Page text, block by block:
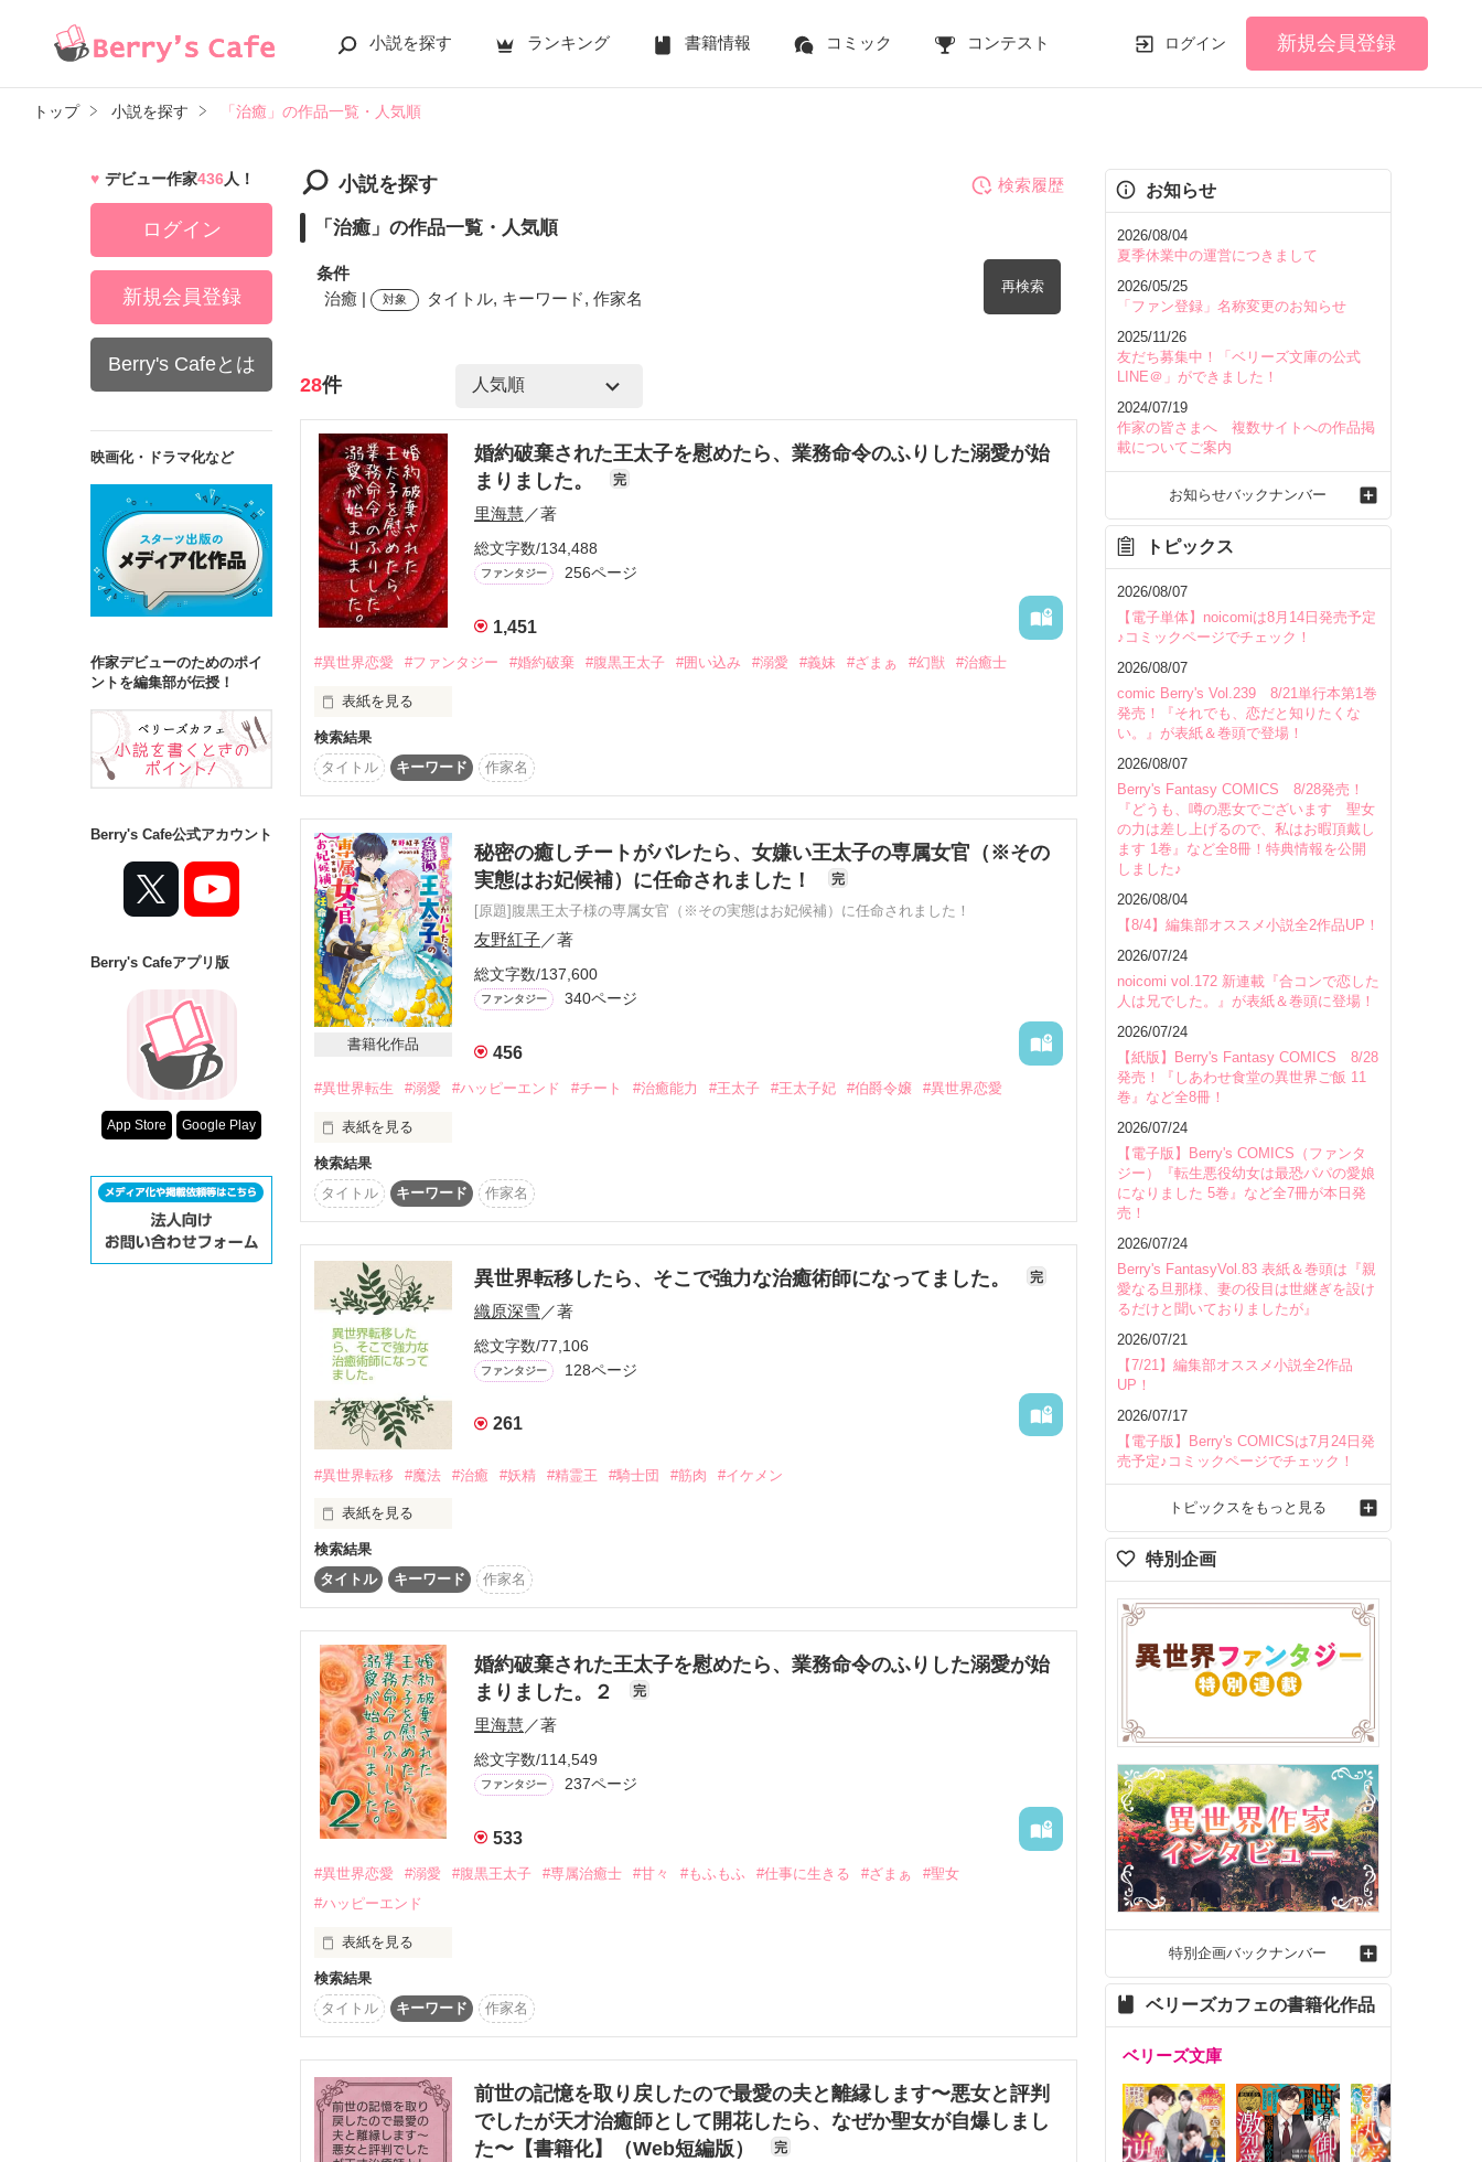
小説を探す ランキング 書籍情報 コミック コンテスト ログイン 新規会員登録
トップ 小説を探す 「治癒」の作品一覧・人気順
小説を探す
「治癒」の作品一覧・人気順
条件
治癒 |
対象 タイトル, キーワード, 作家名
再検索
検索ワード
を含む
詳しく検索
検索対象
タイトル
キーワード
全て
完結 更新中
作品の長さ
長編
中編 短編
作品の長さについて
コンテスト
超短編！フェチから始まる溺愛コンテスト
スターツ出版小説投稿サイト合同企画「1話からの長編大賞」ベリーズカフェ会場
その他の条件
動画あり
検索履歴
28件
婚約破棄された王太子を慰めたら、業務命令のふりした溺愛が始
まりました。
完
里海慧／著
総文字数/134,488
ファンタジー 256ページ
1,451
#異世界恋愛 #ファンタジー #婚約破棄 #腹黒王太子 #囲い込み #溺愛 #義妹 #ざまぁ #幻獣 #治癒士
表紙を見る
★電子書籍化&コミカライズ決定！！★
公明正大で優秀な王太子フィルレスが
その現場に居合わせた
宮廷治癒士のラティシアは
自分の過去を思い出す。
ラティシアもかつて
義妹に婚約者と実家の伯爵家を奪われ
追い出されていた。
数日後、王城の治癒室へ急患がやってきたが
実は変化の魔法をかけたフィルレスだった。
一般の治癒士が王族の身体に触れるのは
処罰の対象になる。
自分の不運を呪いながらも
同じ経験をしたフィルレスを不憫に思い
婚約破棄され傷ついた心が軽くなればと
懸命に慰めた。
翌日、なんと腕を買われて
専属治癒士へと抜擢される。
喜ぶラティシアだが、出勤初日に
なぜかドレスに着替えさせられ
連れてこられたのは
例の夜会があった会場だ。
そこで告げられる衝撃の事実。
フィルレスの婚約者になっていた。
実はフィルレスが腹黒だと知り、
作品を読む
検索結果
タイトル
キーワード 作家名
書籍化作品
秘密の癒しチートがバレたら、女嫌い王太子の専属女官（※その
実態はお妃候補）に任命されました！
完
[原題]腹黒王太子様の専属女官（※その実態はお妃候補）に任命されました！
友野紅子／著
総文字数/137,600
ファンタジー 340ページ
456
#異世界転生 #溺愛 #ハッピーエンド #チート #治癒能力 #王太子 #王太子妃 #伯爵令嬢 #異世界恋愛
表紙を見る
治癒チートを持つ転生令嬢　×　腹黒王太子
＊＊＊
(ヒロインside)
治癒チートを持つ伯爵令嬢のメイサは
お忍び旅の途中で重傷を負った王太子アズフィールの命を救う。
後日屋敷を訪ねてきたアズフィールに
専属女官に任命される。
腹黒で食えない性格の王太子アズフィールに
「うぅうう、これからどれだけこき使われちゃうの…」
メイサはビクビクしながら王宮に行くのだが、
待っていたのは予想外に快適な生活で──？
”……おかしいな。アズフィール様は私の平穏無事な生活を脅かすリスクであり、脅威だ。専属女官にな
っても、必要以上に深入りしないつもりでいた。
それなのに、彼のことがこんなに気になってしまうのはどうして”
メイサは戸惑いつつも、幾つもの事件を一緒に乗り越えていくうちに
アズフィールへの愛を自覚して──。
(ヒーローside)
お忍び旅の途中で運命の出会いを果たしたアズフィールがメイサに惚れこみ
外堀も内堀(？)も全部固めてお妃候補として王宮に招く。
”……メイサ。いったい君は、どれだけ俺を虜にすれば気が済むんだ。
君の愛が得られるのならば、俺はきっと悪魔に魂だって売れる。君の愛を得るため、俺はどんなことで
覚させてみせる。一度きりの人生を、俺はメイサとの相愛に生きるのだ──”
メイサの愛を得るため、アズフィールが奔走します。
【恋愛小説の原点に立ち返りました。一途なヒーローからたっぷり愛される恋愛小説をお探しの皆様に
お勧めです。ヒーローの深すぎる愛に、きっとお腹いっぱいになれるはずです。by 友野紅子】
検索結果
タイトル
キーワード 作家名
異世界転移したら、そこで強力な治癒術師になってました。 完
織原深雪 ／著
総文字数/77,106
ファンタジー 128ページ
261
#異世界転移 #魔法 #治癒 #妖精 #精霊王 #騎士団 #筋肉 #イケメン
表紙を見る
三島優羽(みしま ゆう)19歳。
看護専門学校に通って正看護師を目指していたんだけど、ある日唐突に目の前が歪んだと思ったら見知
らぬ世界に来ていました……。
だった。
そこで魔法を使ったら、ありえないほどの力を発揮したらしく気づけばそこで強力な治癒師になってま
した。
人助けは良いけれど、出来れば静かに平穏に暮らしたいんですけど……。
看護師目指していた子が、異世界に渡っても人の治癒に関わって暮らしていく異世界お仕事ファンタジ
ー。
優羽ちゃんには平穏は難しいかもしれない……。
検索結果
タイトル
キーワード 作家名
婚約破棄された王太子を慰めたら、業務命令のふりした溺愛が始
まりました。２
完
里海慧／著
総文字数/114,549
ファンタジー 237ページ
533
#異世界恋愛 #溺愛 #腹黒王太子 #専属治癒士 #甘々 #もふもふ #仕事に生きる #ざまぁ
#聖女
#ハッピーエンド
表紙を見る
ヒューデント王国の王太子フィルレス
の婚約者として認定試験に合格し
順調に妃教育を進めていたラティシア
幸せな日々を過ごしていたが
ある日毒を盛られて倒れてしまう
フィルレスは最愛に害をなす犯人を
検索結果
タイトル
キーワード 作家名
前世の記憶を取り戻したので最愛の夫と離縁します〜悪女と評判
でしたが天才治癒師として開花したら、なぜか聖女が自爆しまし
た〜【書籍化】（Web短編版）
完
デビュー作家436人！
ログイン
新規会員登録
Berry's Cafeとは
映画化・ドラマ化など
作家デビューのためのポイ
ントを編集部が伝授！
Berry's Cafe公式アカウント
Berry's Cafeアプリ版
App Store Google Play
お知らせ
2026/08/04
夏季休業中の運営につきまして
2026/05/25
「ファン登録」名称変更のお知らせ
2025/11/26
友だち募集中！「ベリーズ文庫の公式
LINE＠」ができました！
2024/07/19
作家の皆さまへ 複数サイトへの作品掲
載についてご案内
お知らせバックナンバー
トピックス
2026/08/07
【電子単体】noicomiは8月14日発売予定
♪コミックページでチェック！
2026/08/07
comic Berry's Vol.239 8/21単行本第1巻
発売！『それでも、恋だと知りたくな
い。』が表紙＆巻頭で登場！
2026/08/07
Berry's Fantasy COMICS 8/28発売！
『どうも、噂の悪女でございます 聖女
の力は差し上げるので、私はお暇頂戴し
ます 1巻』など全8冊！特典情報を公開
しました♪
2026/08/04
【8/4】編集部オススメ小説全2作品UP！
2026/07/24
noicomi vol.172 新連載『合コンで恋した
人は兄でした。』が表紙＆巻頭に登場！
2026/07/24
【紙版】Berry's Fantasy COMICS 8/28
発売！『しあわせ食堂の異世界ご飯 11
巻』など全8冊！
2026/07/24
【電子版】Berry's COMICS（ファンタ
ジー）『転生悪役幼女は最恐パパの愛娘
になりました 5巻』など全7冊が本日発
売！
2026/07/24
Berry's FantasyVol.83 表紙＆巻頭は『親
愛なる旦那様、妻の役目は世継ぎを設け
るだけと聞いておりましたが』
2026/07/21
【7/21】編集部オススメ小説全2作品
UP！
2026/07/17
【電子版】Berry's COMICSは7月24日発
売予定♪コミックページでチェック！
トピックスをもっと見る
特別企画
特別企画バックナンバー
ベリーズカフェの書籍化作品
ベリーズ文庫